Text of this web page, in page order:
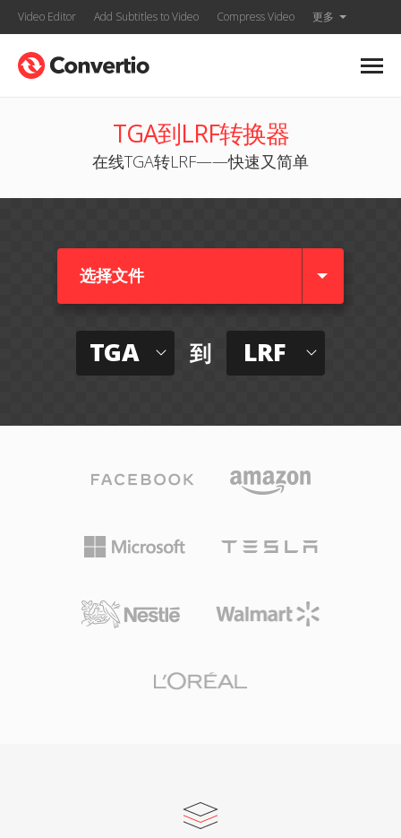
Video Editor Add Subtitles to Video Compress Video 更多
TGA到LRF转换器
在线TGA转LRF——快速又简单
选择文件
TGA 到 LRF